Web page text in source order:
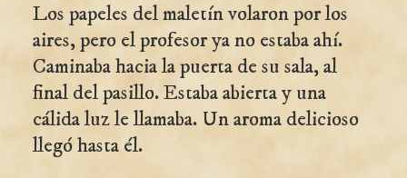
Los papeles del maletín volaron por los
aires, pero el profesor ya no estaba ahí.
Caminaba hacia la puerta de su sala, al
final del pasillo. Estaba abierta y una
cálida luz le llamaba. Un aroma delicioso
llegó hasta él.